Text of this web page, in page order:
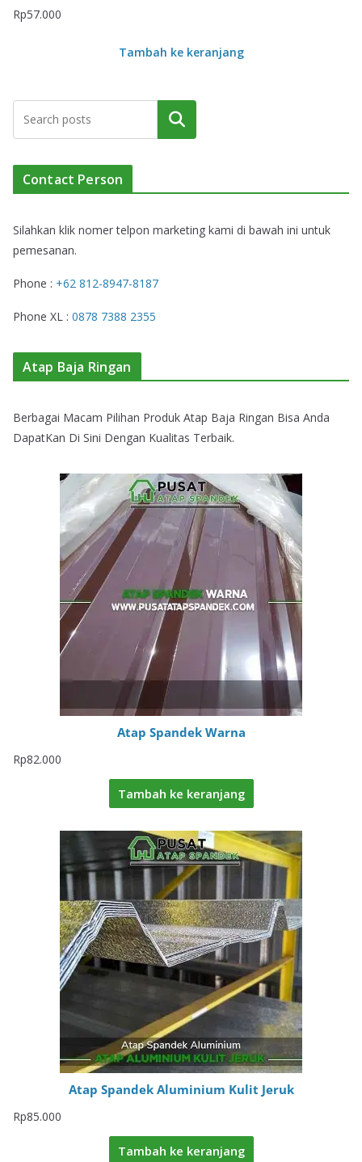
Rp57.000
Tambah ke keranjang
Cari
Contact Person
Silahkan klik nomer telpon marketing kami di bawah ini untuk
pemesanan.
Phone : +62 812-8947-8187
Phone XL : 0878 7388 2355
Atap Baja Ringan
Berbagai Macam Pilihan Produk Atap Baja Ringan Bisa Anda
DapatKan Di Sini Dengan Kualitas Terbaik.
Atap Spandek Warna
Rp82.000
Tambah ke keranjang
Atap Spandek Aluminium Kulit Jeruk
Rp85.000
Tambah ke keranjang